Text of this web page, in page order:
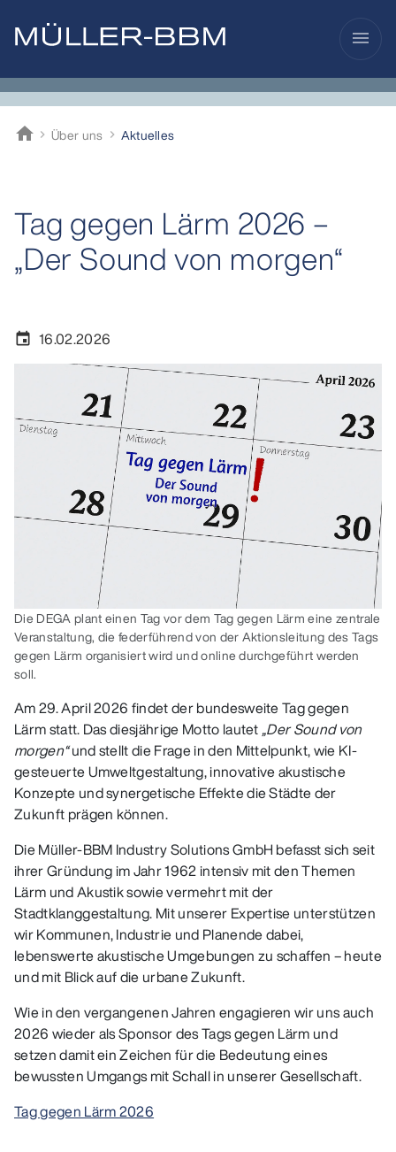
menu
home
Müller-BBMÜber uns Aktuelles
Tag gegen Lärm 2026 –
„Der Sound von morgen“
event 16.02.2026
Die DEGA plant einen Tag vor dem Tag gegen Lärm eine zentrale
Veranstaltung, die federführend von der Aktionsleitung des Tags
gegen Lärm organisiert wird und online durchgeführt werden
soll.
Am 29. April 2026 findet der bundesweite Tag gegen
Lärm statt. Das diesjährige Motto lautet„Der Sound von
morgen“und stellt die Frage in den Mittelpunkt, wie KI-
gesteuerte Umweltgestaltung, innovative akustische
Konzepte und synergetische Effekte die Städte der
Zukunft prägen können.
Die Müller-BBM Industry Solutions GmbH befasst sich seit
ihrer Gründung im Jahr 1962 intensiv mit den Themen
Lärm und Akustik sowie vermehrt mit der
Stadtklanggestaltung. Mit unserer Expertise unterstützen
wir Kommunen, Industrie und Planende dabei,
lebenswerte akustische Umgebungen zu schaffen – heute
und mit Blick auf die urbane Zukunft.
Wie in den vergangenen Jahren engagieren wir uns auch
2026 wieder als Sponsor des Tags gegen Lärm und
setzen damit ein Zeichen für die Bedeutung eines
bewussten Umgangs mit Schall in unserer Gesellschaft.
Tag gegen Lärm 2026